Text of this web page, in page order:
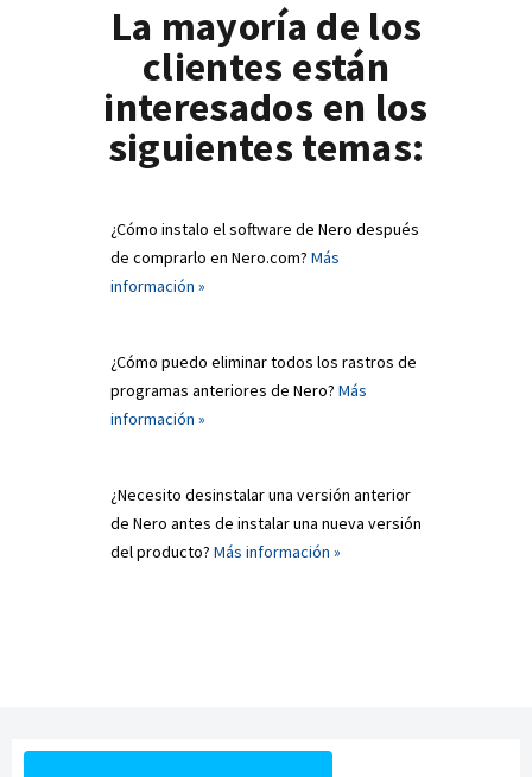
La mayoría de los
clientes están
interesados en los
siguientes temas:
¿Cómo instalo el software de Nero después
de comprarlo en Nero.com? Más
información »
¿Cómo puedo eliminar todos los rastros de
programas anteriores de Nero? Más
información »
¿Necesito desinstalar una versión anterior
de Nero antes de instalar una nueva versión
del producto? Más información »